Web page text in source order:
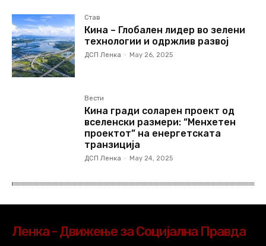
Став
Кина – Глобален лидер во зелени
технологии и одржлив развој
ДСП Ленка - May 26, 2025
Вести
Кина гради соларен проект од
вселенски размери: “Менхетен
проектот” на енергетската
транзиција
ДСП Ленка - May 24, 2025
Ленка - Движење за Социјална Правда